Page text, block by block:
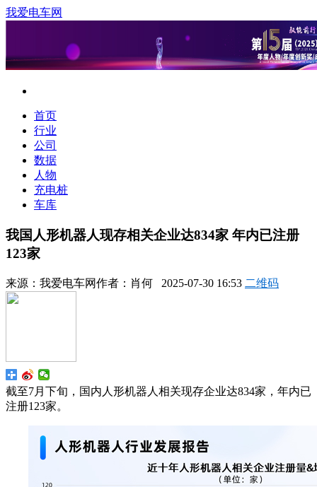
我爱电车网
首页
行业
公司
数据
人物
充电桩
车库
我国人形机器人现存相关企业达834家 年内已注册
123家
来源： 我爱电车网作者： 肖何 2025-07-30 16:53 二维码
截至7月下旬，国内人形机器人相关现存企业达834家，年内已
注册123家。